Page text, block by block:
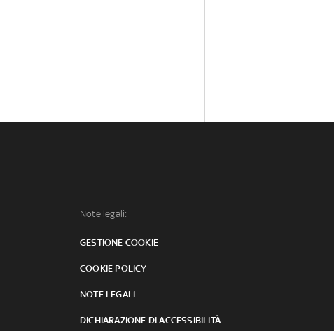
Note legali:
GESTIONE COOKIE
COOKIE POLICY
NOTE LEGALI
DICHIARAZIONE DI ACCESSIBILITÀ